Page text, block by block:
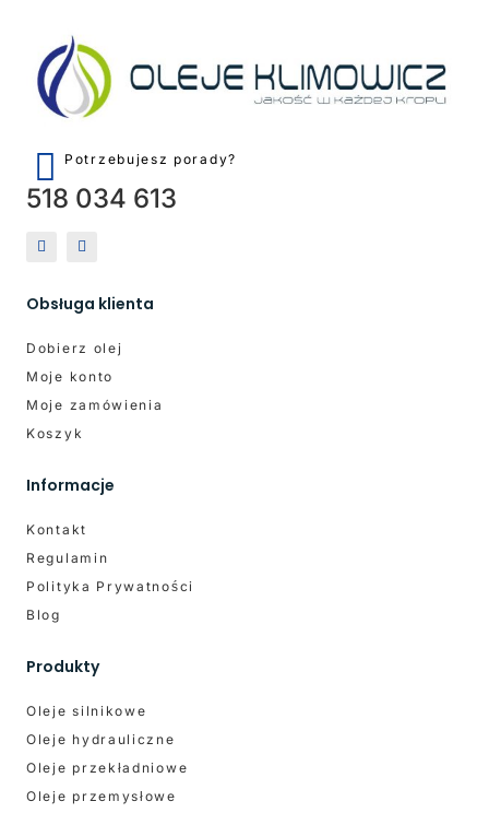
Potrzebujesz porady?
518 034 613
Obsługa klienta
Dobierz olej
Moje konto
Moje zamówienia
Koszyk
Informacje
Kontakt
Regulamin
Polityka Prywatności
Blog
Produkty
Oleje silnikowe
Oleje hydrauliczne
Oleje przekładniowe
Oleje przemysłowe